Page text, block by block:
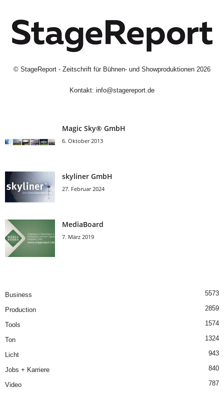
© StageReport - Zeitschrift für Bühnen- und Showproduktionen 2026
Kontakt: info@stagereport.de
Magic Sky® GmbH
6. Oktober 2013
skyliner GmbH
27. Februar 2024
MediaBoard
7. März 2019
Business 5573
Production 2859
Tools 1574
Ton 1324
Licht 943
Jobs + Karriere 840
Video 787